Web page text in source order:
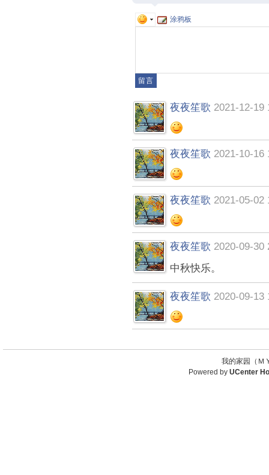
涂鸦板
夜夜笙歌 2021-12-19
夜夜笙歌 2021-10-16
夜夜笙歌 2021-05-02
夜夜笙歌 2020-09-30
中秋快乐。
夜夜笙歌 2020-09-13
我的家园（
Powered by UCenter